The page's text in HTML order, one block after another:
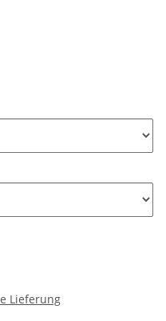
Lieferung